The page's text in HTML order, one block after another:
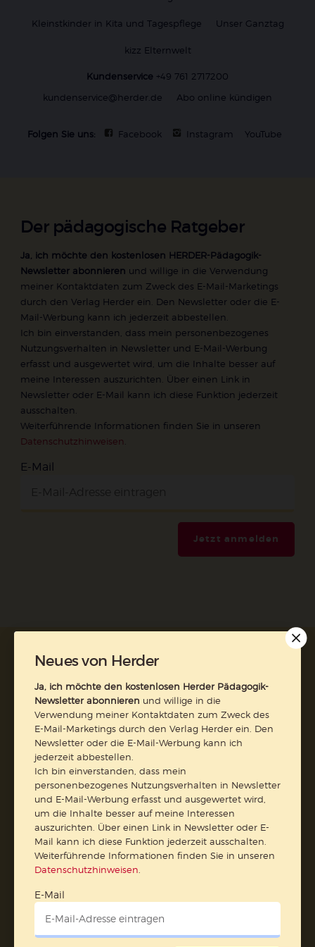
Kleinstkinder in Kita und Tagespflege Unser Ganztag
kizz Elternwelt
Kundenservice +49 761 2717200
kundenservice@herder.de
Abo online kündigen
Folgen Sie uns: Facebook Instagram YouTube
Der pädagogische Ratgeber
Ja, ich möchte den kostenlosen HERDER-Pädagogik-
Newsletter abonnieren und willige in die Verwendung
meiner Kontaktdaten zum Zweck des E-Mail-Marketings
durch den Verlag Herder ein. Den Newsletter oder die E-
Mail-Werbung kann ich jederzeit abbestellen.
Ich bin einverstanden, dass mein personenbezogenes
Nutzungsverhalten in Newsletter und E-Mail-Werbung
erfasst und ausgewertet wird, um die Inhalte besser auf
meine Interessen auszurichten. Über einen Link in
Newsletter oder E-Mail kann ich diese Funktion jederzeit
ausschalten.
Weiterführende Informationen finden Sie in unseren
Datenschutzhinweisen
E-Mail
Jetzt anmelden
AGB und Widerrufsbelehrung
Vertrag widerrufen
Abo online kündigen
Nach oben
Neues von Herder
Ja, ich möchte den kostenlosen Herder Pädagogik-
Newsletter abonnieren und willige in die
Verwendung meiner Kontaktdaten zum Zweck des
E-Mail-Marketings durch den Verlag Herder ein. Den
Newsletter oder die E-Mail-Werbung kann ich
jederzeit abbestellen.
Ich bin einverstanden, dass mein
personenbezogenes Nutzungsverhalten in Newsletter
und E-Mail-Werbung erfasst und ausgewertet wird,
um die Inhalte besser auf meine Interessen
auszurichten. Über einen Link in Newsletter oder E-
Mail kann ich diese Funktion jederzeit ausschalten.
Weiterführende Informationen finden Sie in unseren
Datenschutzhinweisen
E-Mail